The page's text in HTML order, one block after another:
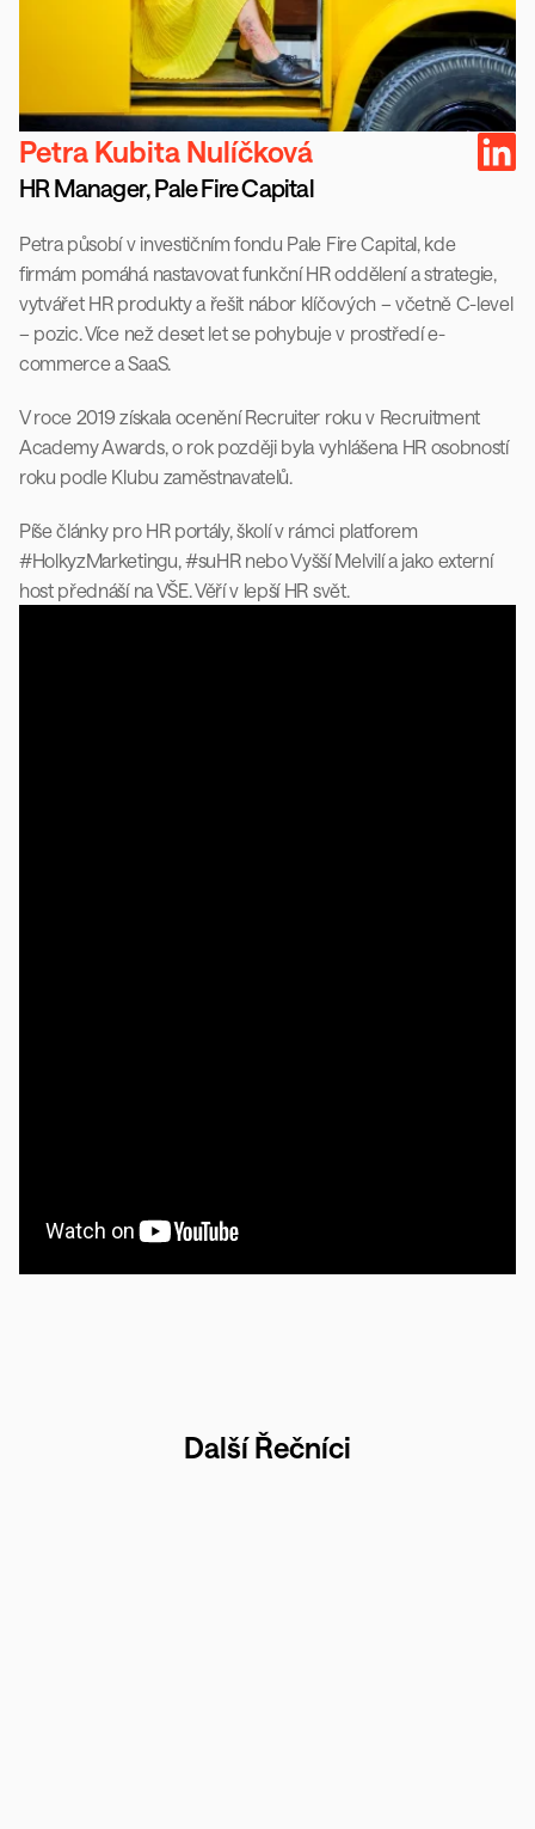
Petra Kubita Nulíčková
HR Manager, Pale Fire Capital
Petra působí v investičním fondu Pale Fire Capital, kde
firmám pomáhá nastavovat funkční HR oddělení a strategie,
vytvářet HR produkty a řešit nábor klíčových – včetně C-level
– pozic. Více než deset let se pohybuje v prostředí e-
commerce a SaaS.
V roce 2019 získala ocenění Recruiter roku v Recruitment
Academy Awards, o rok později byla vyhlášena HR osobností
roku podle Klubu zaměstnavatelů.
Píše články pro HR portály, školí v rámci platforem
#HolkyzMarketingu, #suHR nebo Vyšší Melvilí a jako externí
host přednáší na VŠE. Věří v lepší HR svět.
Další Řečníci